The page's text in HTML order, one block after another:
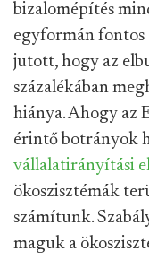
bizalomépítés
egyformán fontos
jutott, hogy az
százalékában
hiánya. Ahogy az
érintő botrányok
vállalatirányítási
ökoszisztémák
számítunk.
maguk a